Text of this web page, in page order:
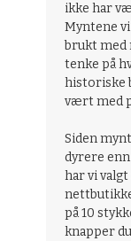
ikke har
Myntene
brukt med
tenke på
historiske
vært med
Siden
dyrere
har vi
på 10
knapper